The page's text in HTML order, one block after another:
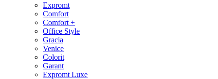
Expromt
Comfort
Comfort +
Office Style
Gracia
Venice
Colorit
Garant
Expromt Luxe